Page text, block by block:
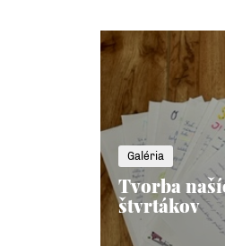
Galéria
Tvorba
štvrtákov